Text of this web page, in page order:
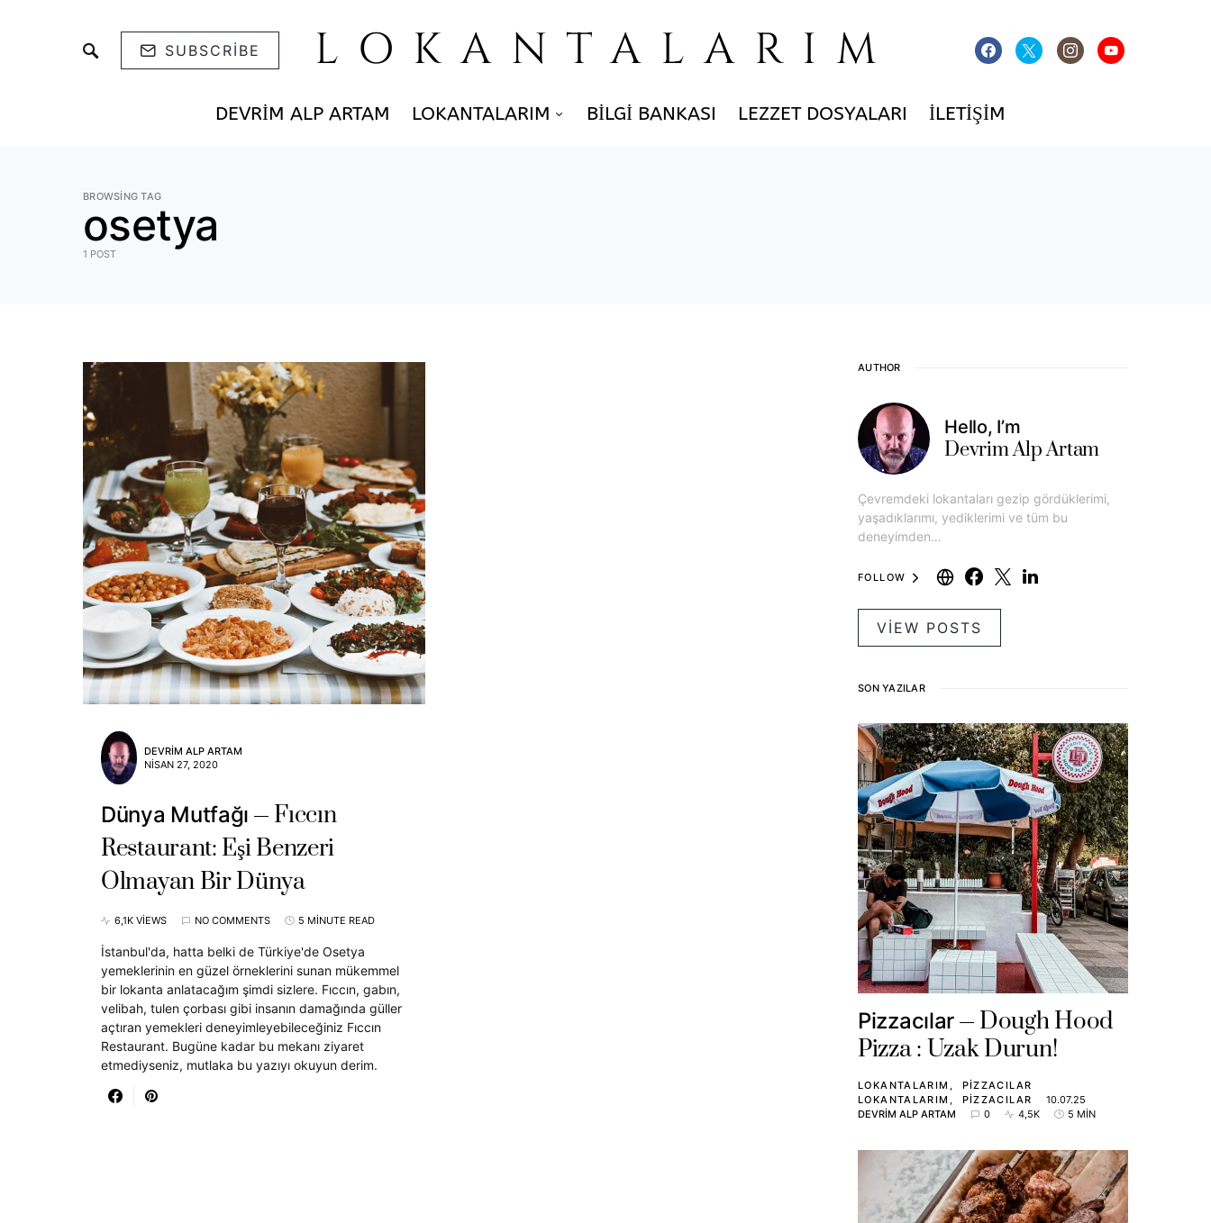
SUBSCRIBE LOKANTALARIM
DEVRIM ALP ARTAM LOKANTALARIM BILGI BANKASI LEZZET DOSYALARI İLETIŞIM
BROWSING TAG
osetya
1 POST
DEVRIM ALP ARTAM
NISAN 27, 2020
Dünya Mutfağı
Fıccın
Restaurant: Eşi Benzeri
Olmayan Bir Dünya
6,1K VIEWS NO COMMENTS 5 MINUTE READ
İstanbul'da, hatta belki de Türkiye'de Osetya
yemeklerinin en güzel örneklerini sunan mükemmel
bir lokanta anlatacağım şimdi sizlere. Fıccın, gabın,
velibah, tulen çorbası gibi insanın damağında güller
açtıran yemekleri deneyimleyebileceğiniz Fıccın
Restaurant. Bugüne kadar bu mekanı ziyaret
etmediyseniz, mutlaka bu yazıyı okuyun derim.
AUTHOR
Hello, I’m
Devrim Alp Artam
Çevremdeki lokantaları gezip gördüklerimi,
yaşadıklarımı, yediklerimi ve tüm bu
deneyimden…
FOLLOW
VIEW POSTS
SON YAZILAR
Pizzacılar
Dough Hood
Pizza : Uzak Durun!
LOKANTALARIM
PIZZACILAR
LOKANTALARIM
PIZZACILAR
10.07.25
DEVRIM ALP ARTAM
0 4,5K 5 MIN